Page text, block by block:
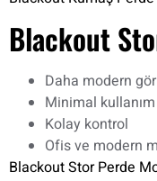
Blackout
Daha modern
Minimal kullanım
Kolay kontrol
Ofis ve modern
Blackout Stor Perde